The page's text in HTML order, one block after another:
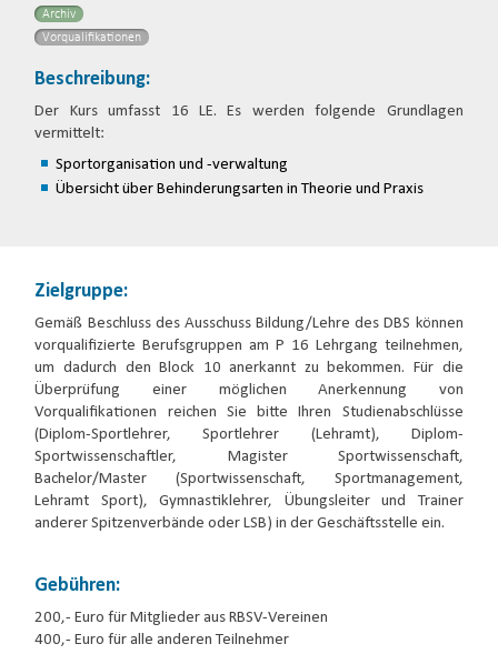
Archiv
Vorqualifikationen
Beschreibung:
Der Kurs umfasst 16 LE. Es werden folgende Grundlagen
vermittelt:
Sportorganisation und -verwaltung
Übersicht über Behinderungsarten in Theorie und Praxis
Zielgruppe:
Gemäß Beschluss des Ausschuss Bildung/Lehre des DBS können
vorqualifizierte Berufsgruppen am P 16 Lehrgang teilnehmen,
um dadurch den Block 10 anerkannt zu bekommen. Für die
Überprüfung einer möglichen Anerkennung von
Vorqualifikationen reichen Sie bitte Ihren Studienabschlüsse
(Diplom-Sportlehrer, Sportlehrer (Lehramt), Diplom-
Sportwissenschaftler, Magister Sportwissenschaft,
Bachelor/Master (Sportwissenschaft, Sportmanagement,
Lehramt Sport), Gymnastiklehrer, Übungsleiter und Trainer
anderer Spitzenverbände oder LSB) in der Geschäftsstelle ein.
Gebühren:
200,- Euro für Mitglieder aus RBSV-Vereinen
400,- Euro für alle anderen Teilnehmer